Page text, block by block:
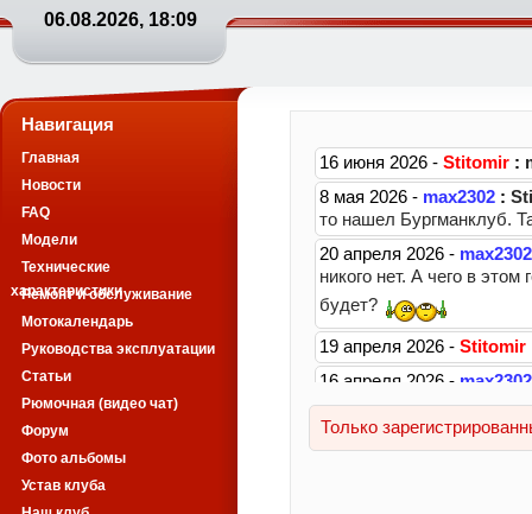
06.08.2026, 18:09
Навигация
Главная
Новости
FAQ
Модели
Технические
характеристики
Ремонт и обслуживание
Мотокалендарь
Руководства эксплуатации
Статьи
Рюмочная (видео чат)
Форум
Фото альбомы
Устав клуба